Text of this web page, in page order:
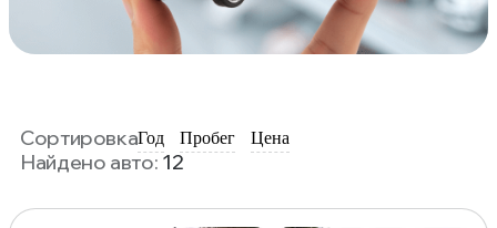
СортировкаГод Пробег Цена
Найдено авто: 12